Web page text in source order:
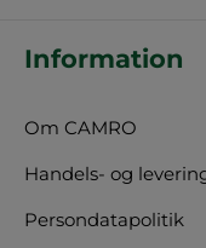
Information
Om CAMRO
Handels- og
Persondatapolitik